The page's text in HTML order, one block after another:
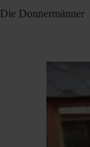
Die Donnermänner